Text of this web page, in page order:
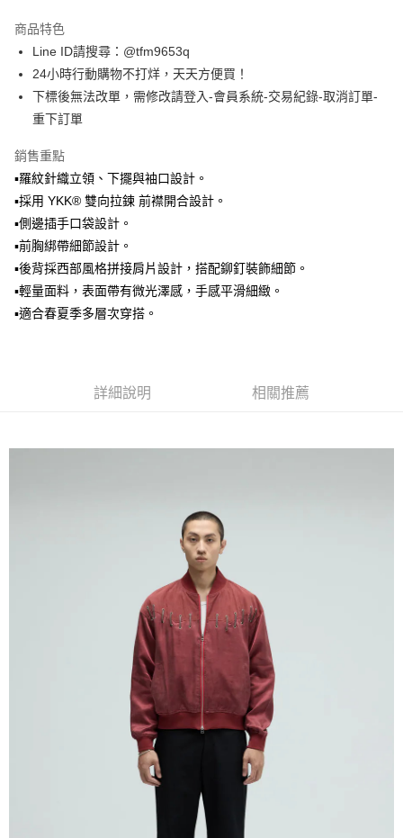
Apple Pay
街口支付
悠遊付
ATM付款
全家取貨付款
每筆NT$60，滿NT$1,500(含以上)免運費
7-11取貨付款
商品特色
Line ID請搜尋：@tfm9653q
24小時行動購物不打烊，天天方便買！
下標後無法改單，需修改請登入-會員系統-交易紀錄-取消訂單-
重下訂單
銷售重點
▪️羅紋針織立領、下擺與袖口設計。
▪️採用 YKK® 雙向拉鍊 前襟開合設計。
▪️側邊插手口袋設計。
▪️前胸綁帶細節設計。
▪️後背採西部風格拼接肩片設計，搭配鉚釘裝飾細節。
▪️輕量面料，表面帶有微光澤感，手感平滑細緻。
▪️適合春夏季多層次穿搭。
詳細說明 相關推薦